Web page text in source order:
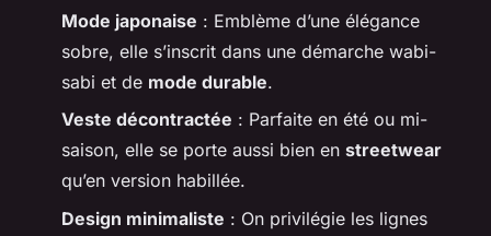
Mode japonaise : Emblème d’une élégance
sobre, elle s’inscrit dans une démarche wabi-
sabi et de mode durable.
Veste décontractée : Parfaite en été ou mi-
saison, elle se porte aussi bien en streetwear
qu’en version habillée.
Design minimaliste : On privilégie les lignes